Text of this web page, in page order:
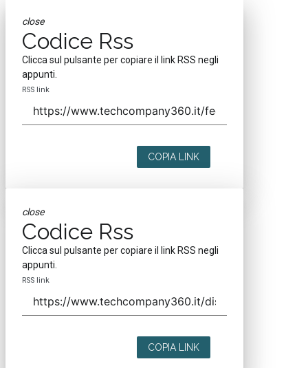
close
Codice Rss
Clicca sul pulsante per copiare il link RSS negli
appunti.
RSS link
COPIA LINK
close
Codice Rss
Clicca sul pulsante per copiare il link RSS negli
appunti.
RSS link
COPIA LINK